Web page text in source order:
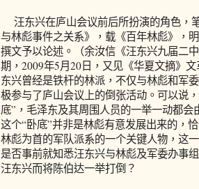
汪东兴在庐山会议前后所扮演的角色，
与林彪事件之关系》，载《百年林彪》，
撰文予以论述。（余汝信《汪东兴九届二
期，2009年5月20日，又见《华夏文摘》
东兴曾经是铁杆的林派，不仅与林彪和军
极参与了庐山会议上的倒张活动。可以说
底”，毛泽东及其周围人员的一举一动都
这个“卧底”并非是林彪有意发展出来的，
林彪为首的军队派系的一个关键人物，这
是否事前就知悉汪东兴与林彪及军委办事
汪东兴而将陈伯达一举打倒？